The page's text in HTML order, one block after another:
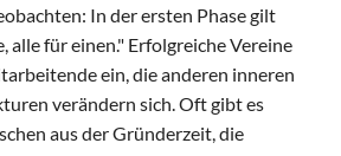
In der ersten Phase gilt
alle für einen." Erfolgreiche Vereine
ein, die anderen inneren
verändern sich. Oft gibt es
aus der Gründerzeit, die